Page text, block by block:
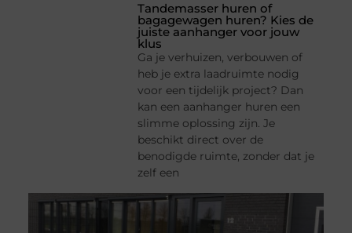
Tandemasser huren of
bagagewagen huren? Kies de
juiste aanhanger voor jouw
klus
Ga je verhuizen, verbouwen of
heb je extra laadruimte nodig
voor een tijdelijk project? Dan
kan een aanhanger huren een
slimme oplossing zijn. Je
beschikt direct over de
benodigde ruimte, zonder dat je
zelf een